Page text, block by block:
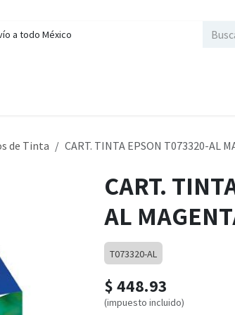
a todo México
de Tinta CART. TINTA EPSON T073320-AL
CART.
AL
T073320-AL
$448.93
(impuesto incluido)